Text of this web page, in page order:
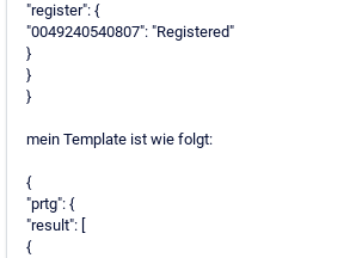
"register": {
"0049240540807": "Registered"
}
}
}
mein Template ist wie folgt:
{
"prtg": {
"result": [
{